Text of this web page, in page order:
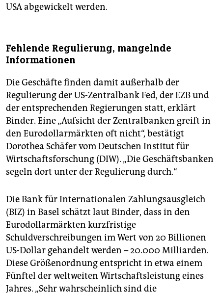
USA abgewickelt werden.
Fehlende Regulierung, mangelnde
Informationen
Die Geschäfte finden damit außerhalb der
Regulierung der US-Zentralbank Fed, der EZB und
der entsprechenden Regierungen statt, erklärt
Binder. Eine „Aufsicht der Zentralbanken greift in
den Eurodollarmärkten oft nicht“, bestätigt
Dorothea Schäfer vom Deutschen Institut für
Wirtschaftsforschung (DIW). „Die Geschäftsbanken
segeln dort unter der Regulierung durch.“
Die Bank für Internationalen Zahlungsausgleich
(BIZ) in Basel schätzt laut Binder, dass in den
Eurodollarmärkten kurzfristige
Schuldverschreibungen im Wert von 20 Billionen
US-Dollar gehandelt werden – 20.000 Milliarden.
Diese Größenordnung entspricht in etwa einem
Fünftel der weltweiten Wirtschaftsleistung eines
Jahres. „Sehr wahrscheinlich sind die